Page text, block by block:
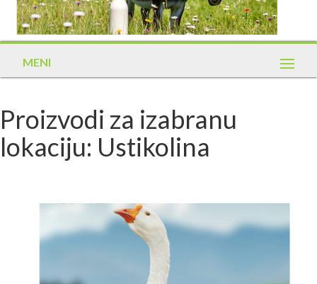
MENI
Proizvodi za izabranu
lokaciju: Ustikolina